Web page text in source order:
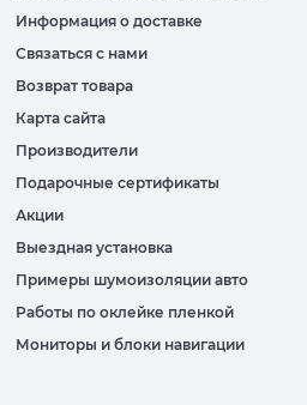
Информация о доставке
Связаться с нами
Возврат товара
Карта сайта
Производители
Подарочные сертификаты
Акции
Выездная установка
Примеры шумоизоляции авто
Работы по оклейке пленкой
Мониторы и блоки навигации